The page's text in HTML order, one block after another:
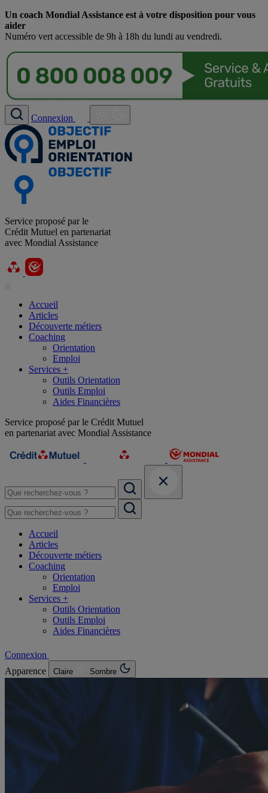
Un coach Mondial Assistance est à votre disposition pour vous
aider
Numéro vert accessible de 9h à 18h du lundi au vendredi.
Connexion
Service proposé par le
Crédit Mutuel en partenariat
avec Mondial Assistance
Accueil
Articles
Découverte métiers
Coaching
Orientation
Emploi
Services +
Outils Orientation
Outils Emploi
Aides Financières
Service proposé par le Crédit Mutuel
en partenariat avec Mondial Assistance
Accueil
Articles
Découverte métiers
Coaching
Orientation
Emploi
Services +
Outils Orientation
Outils Emploi
Aides Financières
Connexion
Apparence
Claire Sombre